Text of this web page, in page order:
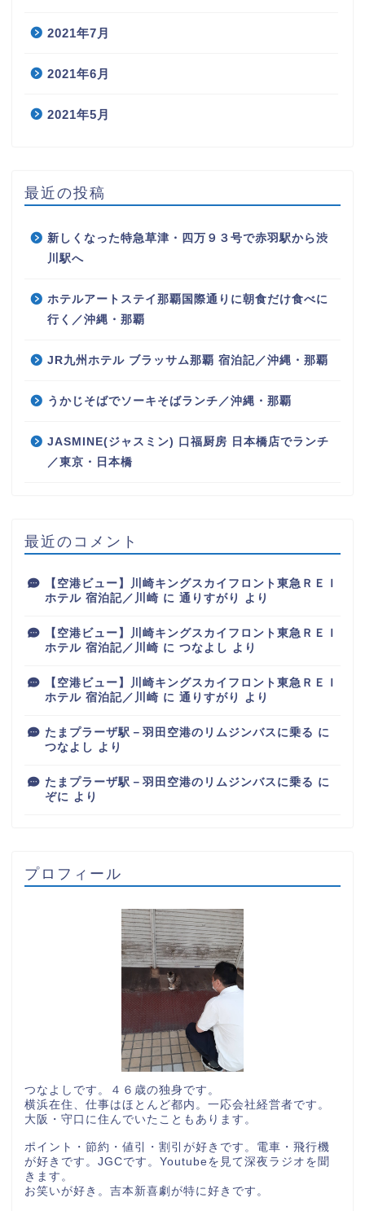
2021年7月
2021年6月
2021年5月
最近の投稿
新しくなった特急草津・四万９３号で赤羽駅から渋
川駅へ
ホテルアートステイ那覇国際通りに朝食だけ食べに
行く／沖縄・那覇
JR九州ホテル ブラッサム那覇 宿泊記／沖縄・那覇
うかじそばでソーキそばランチ／沖縄・那覇
JASMINE(ジャスミン) 口福厨房 日本橋店でランチ
／東京・日本橋
最近のコメント
【空港ビュー】川崎キングスカイフロント東急ＲＥＩ
ホテル 宿泊記／川崎 に 通りすがり より
【空港ビュー】川崎キングスカイフロント東急ＲＥＩ
ホテル 宿泊記／川崎 に つなよし より
【空港ビュー】川崎キングスカイフロント東急ＲＥＩ
ホテル 宿泊記／川崎 に 通りすがり より
たまプラーザ駅－羽田空港のリムジンバスに乗る に
つなよし より
たまプラーザ駅－羽田空港のリムジンバスに乗る に
ぞに より
プロフィール
つなよしです。４６歳の独身です。
横浜在住、仕事はほとんど都内。一応会社経営者です。
大阪・守口に住んでいたこともあります。
ポイント・節約・値引・割引が好きです。電車・飛行機
が好きです。JGCです。Youtubeを見て深夜ラジオを聞
きます。
お笑いが好き。吉本新喜劇が特に好きです。